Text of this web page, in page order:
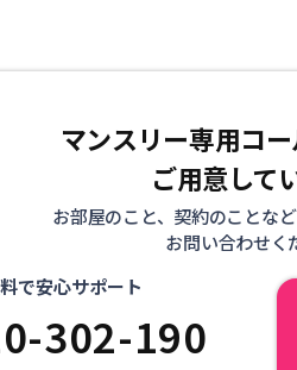
マンスリー専用コ
ご用意して
お部屋のこと、契約のことな
お問い合わせく
で安心サポート
302-190